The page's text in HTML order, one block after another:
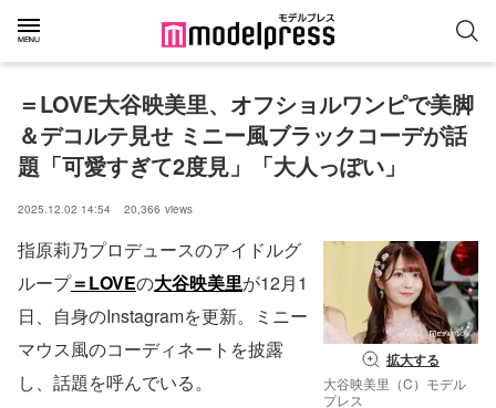
＝LOVE大谷映美里、オフショルワンピで美脚
＆デコルテ見せ ミニー風ブラックコーデが話
題「可愛すぎて2度見」「大人っぽい」
2025.12.02 14:54 20,366 views
拡大する
大谷映美里（C）モデル
プレス
指原莉乃プロデュースのアイドルグ
ループ＝LOVEの大谷映美里が12月1
日、自身のInstagramを更新。ミニー
マウス風のコーディネートを披露
し、話題を呼んでいる。